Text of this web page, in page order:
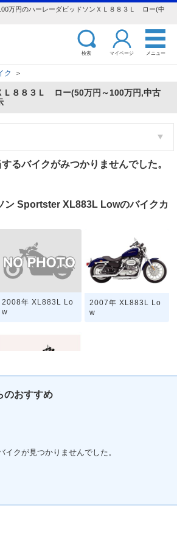
万円のハーレーダビッドソンＸＬ８８３Ｌ ロー(中
検索 マイページ メニュー
ク ＞
Ｌ８８３Ｌ ロー(50万円～100万円,中古
るバイクがみつかりませんでした。
ン Sportster XL883L Lowのバイクカ
2008年 XL883L Lo
w
2007年 XL883L Lo
w
のおすすめ
イクが見つかりませんでした。